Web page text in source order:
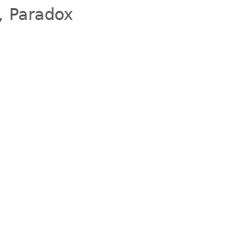
Paradox